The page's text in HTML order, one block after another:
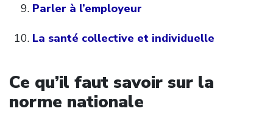
Parler à l’employeur
La santé collective et individuelle
Ce qu’il faut savoir sur la
norme nationale